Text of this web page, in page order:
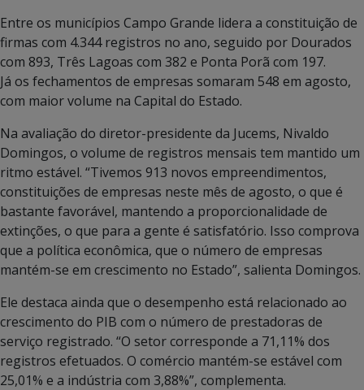
Entre os municípios Campo Grande lidera a constituição de
firmas com 4.344 registros no ano, seguido por Dourados
com 893, Três Lagoas com 382 e Ponta Porã com 197.
Já os fechamentos de empresas somaram 548 em agosto,
com maior volume na Capital do Estado.
Na avaliação do diretor-presidente da Jucems, Nivaldo
Domingos, o volume de registros mensais tem mantido um
ritmo estável. “Tivemos 913 novos empreendimentos,
constituições de empresas neste mês de agosto, o que é
bastante favorável, mantendo a proporcionalidade de
extinções, o que para a gente é satisfatório. Isso comprova
que a política econômica, que o número de empresas
mantém-se em crescimento no Estado”, salienta Domingos.
Ele destaca ainda que o desempenho está relacionado ao
crescimento do PIB com o número de prestadoras de
serviço registrado. “O setor corresponde a 71,11% dos
registros efetuados. O comércio mantém-se estável com
25,01% e a indústria com 3,88%”, complementa.